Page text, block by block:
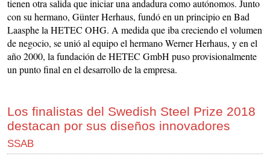
tienen otra salida que iniciar una andadura como autónomos. Junto
con su hermano, Günter Herhaus, fundó en un principio en Bad
Laasphe la HETEC OHG. A medida que iba creciendo el volumen
de negocio, se unió al equipo el hermano Werner Herhaus, y en el
año 2000, la fundación de HETEC GmbH puso provisionalmente
un punto final en el desarrollo de la empresa.
Los finalistas del Swedish Steel Prize 2018
destacan por sus diseños innovadores
SSAB